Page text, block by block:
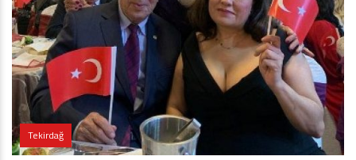
Tekirdağ